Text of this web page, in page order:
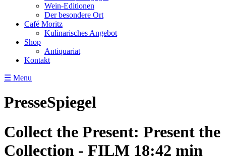
Wein-Editionen
Der besondere Ort
Café Moritz
Kulinarisches Angebot
Shop
Antiquariat
Kontakt
☰ Menu
PresseSpiegel
Collect the Present: Present the
Collection - FILM 18:42 min